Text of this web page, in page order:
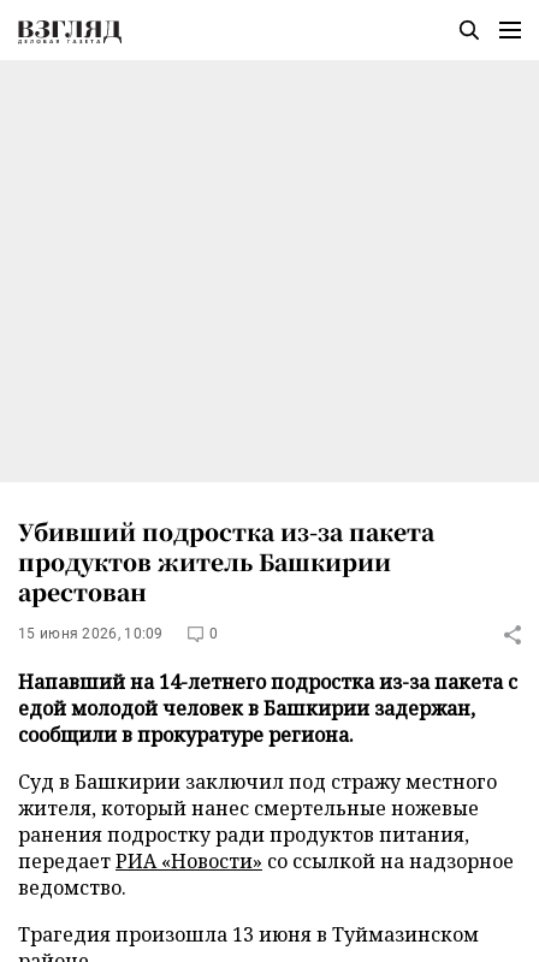
Убивший подростка из-за пакета
продуктов житель Башкирии
арестован
15 июня 2026, 10:09 0
Напавший на 14-летнего подростка из-за пакета с
едой молодой человек в Башкирии задержан,
сообщили в прокуратуре региона.
Суд в Башкирии заключил под стражу местного
жителя, который нанес смертельные ножевые
ранения подростку ради продуктов питания,
передаетРИА «Новости» со ссылкой на надзорное
ведомство.
Трагедия произошла 13 июня в Туймазинском